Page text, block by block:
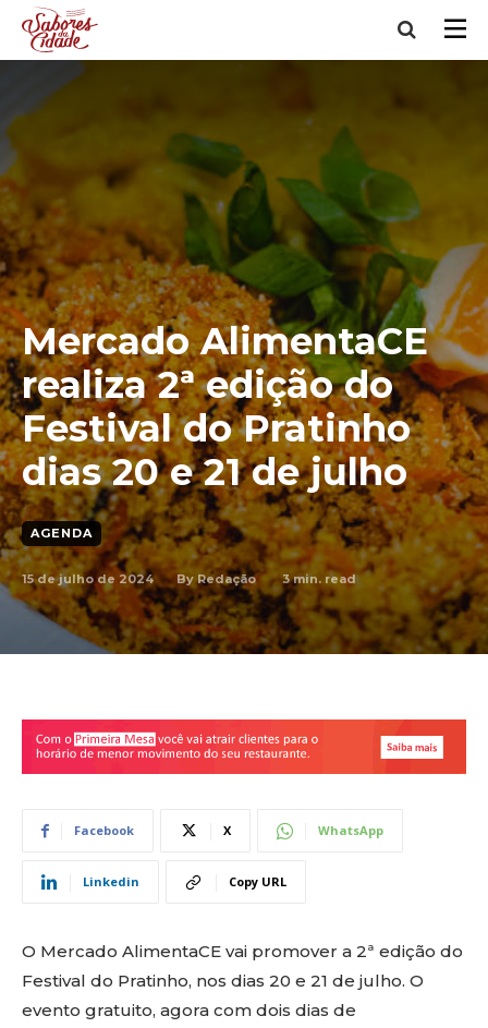
Mercado AlimentaCE
realiza 2ª edição do
Festival do Pratinho
dias 20 e 21 de julho
AGENDA
15 de julho de 2024 By Redação 3min. read
Facebook X WhatsApp
Linkedin Copy URL
O Mercado AlimentaCE vai promover a 2ª edição do
Festival do Pratinho, nos dias 20 e 21 de julho. O
evento gratuito, agora com dois dias de